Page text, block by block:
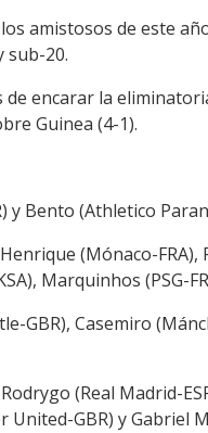
amistosos de este
sub-20.
encarar la
Guinea (4-1).
y Bento (Athletico
(Mónaco-FRA),
Marquinhos (PSG-
GBR), Casemiro
(Real Madrid-
GBR) y Gabriel